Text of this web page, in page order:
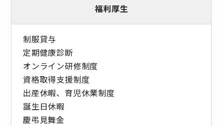
福利厚生
制服貸与
定期健康診断
オンライン研修制度
資格取得支援制度
出産休暇、育児休業制度
誕生日休暇
慶弔見舞金